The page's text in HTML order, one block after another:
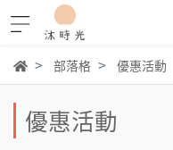
部落格 優惠活動
優惠活動